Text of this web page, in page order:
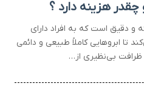
هزینه دارد ؟
دقیق است که به افراد دارای
تا ابروهایی کاملاً طبیعی و دائمی
ظرافت بی‌نظیری از…